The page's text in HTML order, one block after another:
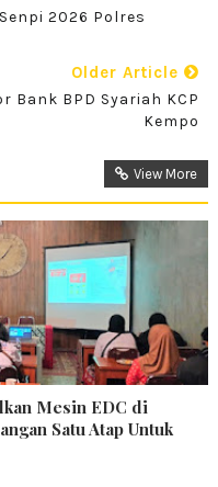
2026 Polres
Older Article
Bank BPD Syariah KCP
Kempo
View More
Mesin EDC di
Satu Atap Untuk